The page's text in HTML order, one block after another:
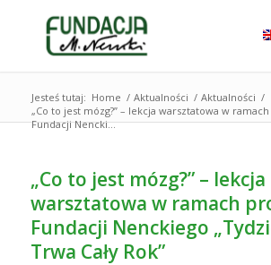
Jesteś tutaj: Home / Aktualności / Aktualności /
„Co to jest mózg?” – lekcja warsztatowa w
Fundacji Nencki...
„Co to jest mózg?” – lekcja
warsztatowa w ramach
Fundacji Nenckiego
Trwa Cały Rok”